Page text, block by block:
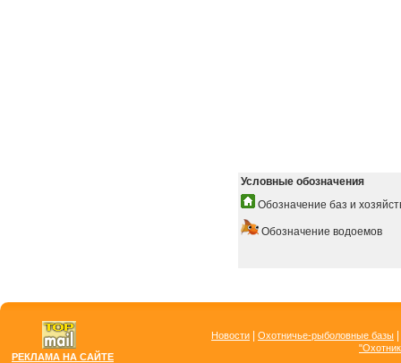
Условные обозначения
Обозначение баз и
Обозначение водоемов
РЕКЛАМА НА САЙТЕ
Новости Охотничье-рыболовные базы